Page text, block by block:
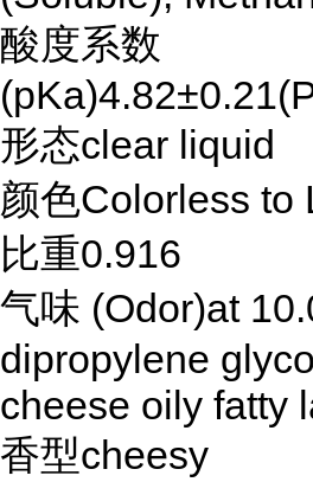
酸度系数
形态clear liquid
颜色Colorless to
比重0.916
气味 (Odor)at
dipropylene
cheese oily fatty
香型cheesy